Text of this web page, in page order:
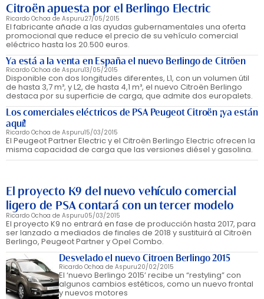
Citroën apuesta por el Berlingo Electric
Ricardo Ochoa de Aspuru27/05/2015
El fabricante añade a las ayudas gubernamentales una oferta
promocional que reduce el precio de su vehículo comercial
eléctrico hasta los 20.500 euros.
Ya está a la venta en España el nuevo Berlingo de Citröen
Ricardo Ochoa de Aspuru13/05/2015
Disponible con dos longitudes diferentes, L1, con un volumen útil
de hasta 3,7 m³, y L2, de hasta 4,1 m³, el nuevo Citroën Berlingo
destaca por su superficie de carga, que admite dos europalets.
Los comerciales eléctricos de PSA Peugeot Citroën ¡ya están
aquí!
Ricardo Ochoa de Aspuru15/03/2015
El Peugeot Partner Electric y el Citroën Berlingo Electric ofrecen la
misma capacidad de carga que las versiones diésel y gasolina.
El proyecto K9 del nuevo vehículo comercial
ligero de PSA contará con un tercer modelo
Ricardo Ochoa de Aspuru05/03/2015
El proyecto K9 no entrará en fase de producción hasta 2017, para
ser lanzado a mediados de finales de 2018 y sustituirá al Citroën
Berlingo, Peugeot Partner y Opel Combo.
Desvelado el nuevo Citroen Berlingo 2015
Ricardo Ochoa de Aspuru20/02/2015
El ‘nuevo Berlingo 2015’ recibe un “restyling” con
algunos cambios estéticos, como un nuevo frontal
y nuevos motores